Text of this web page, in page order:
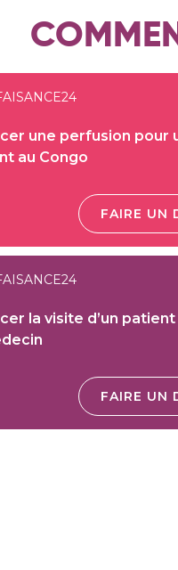
une perfusion pour
au Congo
FAIRE UN
la visite d’un
FAIRE UN